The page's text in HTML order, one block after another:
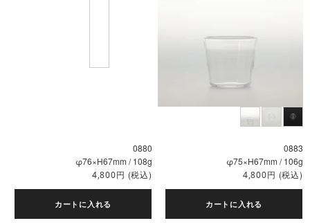
0880
φ76×H67mm / 108g
4,800円 (税込)
カートに入れる
0883
φ75×H67mm / 106g
4,800円 (税込)
カートに入れる